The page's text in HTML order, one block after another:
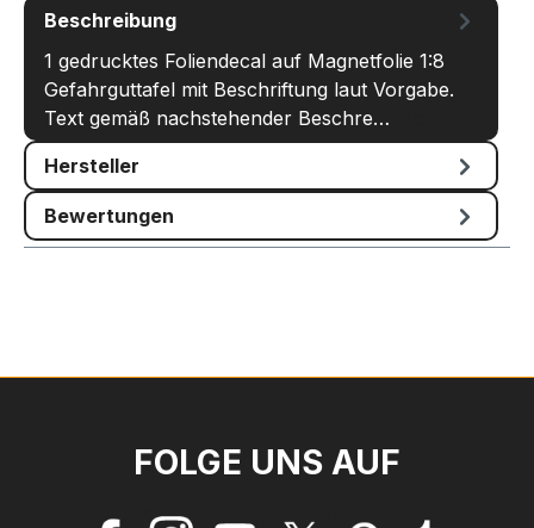
Beschreibung
1 gedrucktes Foliendecal auf Magnetfolie 1:8
Gefahrguttafel mit Beschriftung laut Vorgabe.
Text gemäß nachstehender Beschre…
Hersteller
Bewertungen
FOLGE UNS AUF